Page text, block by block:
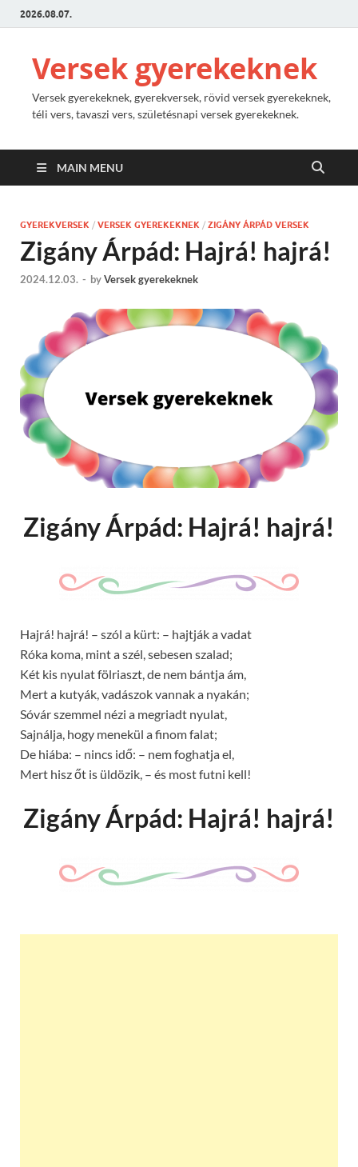
2026.08.07.
Versek gyerekeknek
Versek gyerekeknek, gyerekversek, rövid versek gyerekeknek,
téli vers, tavaszi vers, születésnapi versek gyerekeknek.
MAIN MENU
GYEREKVERSEK / VERSEK GYEREKEKNEK / ZIGÁNY ÁRPÁD VERSEK
Zigány Árpád: Hajrá! hajrá!
2024.12.03. - byVersek gyerekeknek
Zigány Árpád: Hajrá! hajrá!
Hajrá! hajrá! – szól a kürt: – hajtják a vadat
Róka koma, mint a szél, sebesen szalad;
Két kis nyulat fölriaszt, de nem bántja ám,
Mert a kutyák, vadászok vannak a nyakán;
Sóvár szemmel nézi a megriadt nyulat,
Sajnálja, hogy menekül a finom falat;
De hiába: – nincs idő: – nem foghatja el,
Mert hisz őt is üldözik, – és most futni kell!
Zigány Árpád: Hajrá! hajrá!